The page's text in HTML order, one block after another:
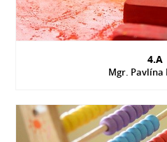
4.A
Mgr. Pavlína